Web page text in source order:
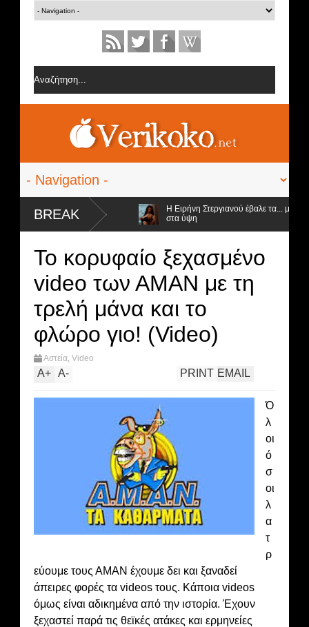
BREAK
ομάδα της Σοφίας Δανέζη
Η Ειρήνη Στεργιανού έβαλε τα... μαύρα
στα ύψη
Το κορυφαίο ξεχασμένο
video των ΑΜΑΝ με τη
τρελή μάνα και το
φλώρο γιο! (Video)
Αστεία, Video
A+ A- EMAIL
PRINT
Ό
λ
οι
ό
σ
οι
λ
α
τ
ρ
εύουμε τους ΑΜΑΝ έχουμε δει και ξαναδεί
άπειρες φορές τα videos τους. Κάποια videos
όμως είναι αδικημένα από την ιστορία. Έχουν
ξεχαστεί παρά τις θεϊκές ατάκες και ερμηνείες